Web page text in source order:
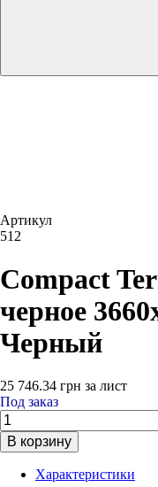
Артикул
512
Compact
черное
Черный
25 746.34 грн за лист
Под заказ
В корзину
Характеристики